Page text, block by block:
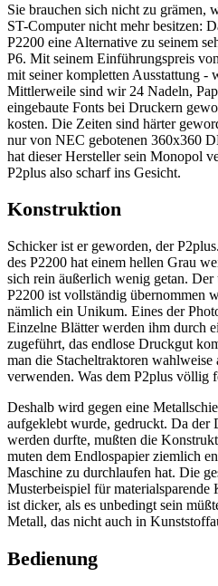
Sie brauchen sich nicht zu grämen,
ST-Computer nicht mehr besitzen:
P2200 eine Alternative zu seinem
P6. Mit seinem Einführungspreis
mit seiner kompletten Ausstattung -
Mittlerweile sind wir 24 Nadeln,
eingebaute Fonts bei Druckern
kosten. Die Zeiten sind härter
nur von NEC gebotenen 360x360
hat dieser Hersteller sein Monopol
P2plus also scharf ins Gesicht.
Konstruktion
Schicker ist er geworden, der
des P2200 hat einem hellen Grau
sich rein äußerlich wenig getan.
P2200 ist vollständig übernommen
nämlich ein Unikum. Eines der
Einzelne Blätter werden ihm durch
zugeführt, das endlose Druckgut
man die Stacheltraktoren
verwenden. Was dem P2plus völlig
Deshalb wird gegen eine
aufgeklebt wurde, gedruckt. Da der
werden durfte, mußten die
muten dem Endlospapier ziemlich
Maschine zu durchlaufen hat. Die
Musterbeispiel für
ist dicker, als es unbedingt sein
Metall, das nicht auch in
Bedienung